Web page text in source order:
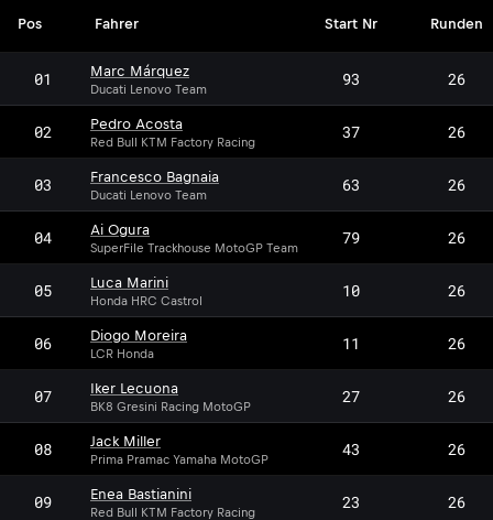
Pos Fahrer Start Nr Runden
01 Marc Márquez
Ducati Lenovo Team 93 26
02 Pedro Acosta
Red Bull KTM Factory Racing 37 26
03 Francesco Bagnaia
Ducati Lenovo Team 63 26
04 Ai Ogura
SuperFile Trackhouse MotoGP Team 79 26
05 Luca Marini
Honda HRC Castrol 10 26
06 Diogo Moreira
LCR Honda 11 26
07 Iker Lecuona
BK8 Gresini Racing MotoGP 27 26
08 Jack Miller
Prima Pramac Yamaha MotoGP 43 26
09 Enea Bastianini
Red Bull KTM Factory Racing 23 26